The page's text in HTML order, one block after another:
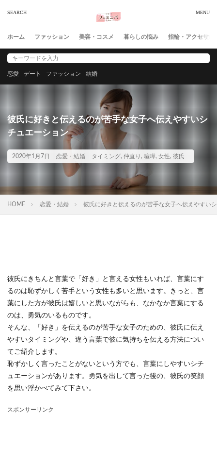
ホーム ファッション 美容・コスメ 暮らしの悩み 指輪・アクセサリ
恋愛 デート ファッション 結婚
彼氏に好きと伝えるのが苦手な女子へ伝えやすいシ
チュエーション
2020年1月7日 恋愛・結婚 タイミング, 仲直り , 喧嘩, 女性, 彼氏
HOME 恋愛・結婚 彼氏に好きと伝えるのが苦手な女子へ伝えやすい
彼氏にきちんと言葉で「好き」と言える女性もいれば、言葉にす
るのは恥ずかしく苦手という女性も多いと思います。きっと、言
葉にした方が彼氏は嬉しいと思いながらも、なかなか言葉にする
のは、勇気のいるものです。
そんな、「好き」を伝えるのが苦手な女子のための、彼氏に伝え
やすいタイミングや、違う言葉で彼に気持ちを伝える方法につい
てご紹介します。
恥ずかしく言ったことがないという方でも、言葉にしやすいシチ
ュエーションがあります。勇気を出して言った後の、彼氏の笑顔
を思い浮かべてみて下さい。
スポンサーリンク